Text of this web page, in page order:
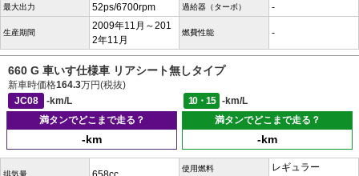
最大出力 52ps/6700rpm 過給器（ターボ） -
生産期間
2009年11月～201
2年11月
燃費性能 -
660 G 車いす仕様車 リアシート無しタイプ
新車時価格164.3万円(税抜)
JC08
-km/L 10・15
-km/L
満タンでどこまで走る？
-km
満タンでどこまで走る？
-km
排気量
使用燃料
レギュラー